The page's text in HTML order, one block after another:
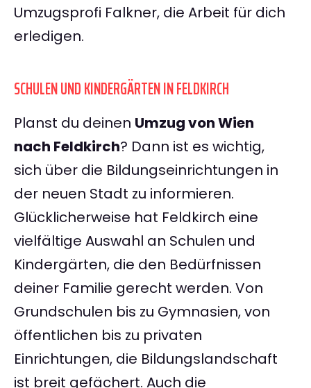
Umzugsprofi Falkner, die Arbeit für dich
erledigen.
SCHULEN UND KINDERGÄRTEN IN FELDKIRCH
Planst du deinen Umzug von Wien
nach Feldkirch? Dann ist es wichtig,
sich über die Bildungseinrichtungen in
der neuen Stadt zu informieren.
Glücklicherweise hat Feldkirch eine
vielfältige Auswahl an Schulen und
Kindergärten, die den Bedürfnissen
deiner Familie gerecht werden. Von
Grundschulen bis zu Gymnasien, von
öffentlichen bis zu privaten
Einrichtungen, die Bildungslandschaft
ist breit gefächert. Auch die